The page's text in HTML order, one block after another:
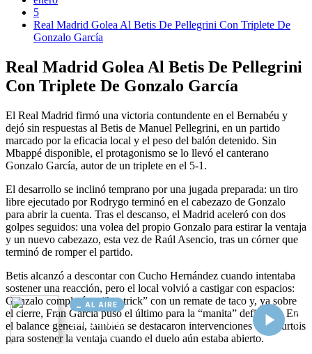
AL AIRE
Cargando...
Conectando...